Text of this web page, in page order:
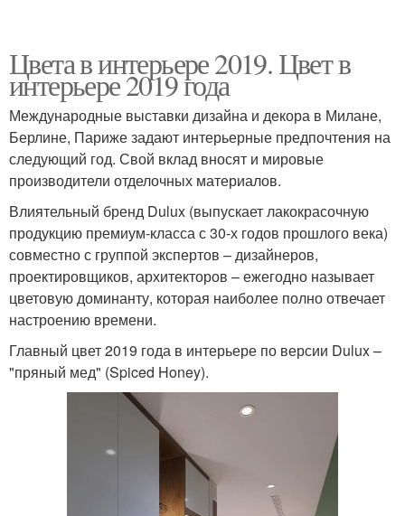
Цвета в интерьере 2019. Цвет в
интерьере 2019 года
Международные выставки дизайна и декора в Милане,
Берлине, Париже задают интерьерные предпочтения на
следующий год. Свой вклад вносят и мировые
производители отделочных материалов.
Влиятельный бренд Dulux (выпускает лакокрасочную
продукцию премиум-класса с 30-х годов прошлого века)
совместно с группой экспертов – дизайнеров,
проектировщиков, архитекторов – ежегодно называет
цветовую доминанту, которая наиболее полно отвечает
настроению времени.
Главный цвет 2019 года в интерьере по версии Dulux –
"пряный мед" (Spiced Honey).